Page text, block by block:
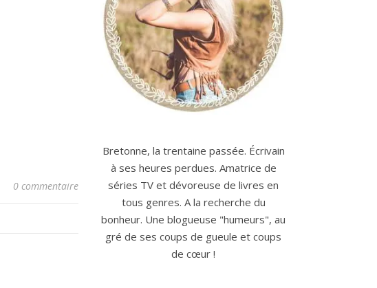
0 commentaire
Bretonne, la trentaine passée. Écrivain
à ses heures perdues. Amatrice de
séries TV et dévoreuse de livres en
tous genres. A la recherche du
bonheur. Une blogueuse "humeurs", au
gré de ses coups de gueule et coups
de cœur !